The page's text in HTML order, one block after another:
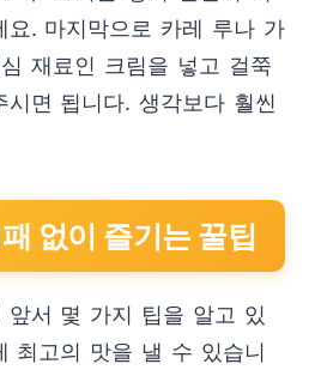
요. 마지막으로 카레 루나 가
재료인 크림을 넣고 걸쭉
면 됩니다. 생각보다 훨씬
없이 즐기는 꿀팁
앞서 몇 가지 팁을 알고 있
최고의 맛을 낼 수 있습니